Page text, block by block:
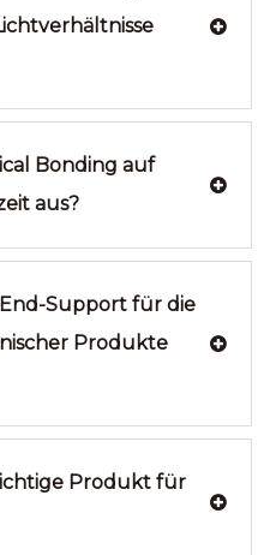
Bonding auf
aus?
Support für die
Produkte
Produkt für